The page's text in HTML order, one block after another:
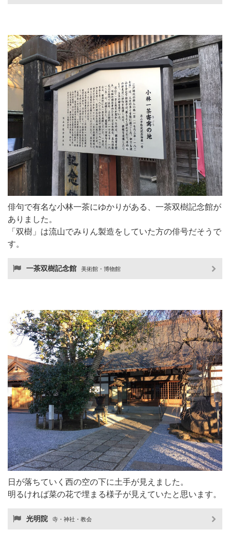
俳句で有名な小林一茶にゆかりがある、一茶双樹記念館が
ありました。
「双樹」は流山でみりん製造をしていた方の俳号だそうで
す。
一茶双樹記念館 美術館・博物館
日が落ちていく西の空の下に土手が見えました。
明るければ菜の花で埋まる様子が見えていたと思います。
光明院 寺・神社・教会